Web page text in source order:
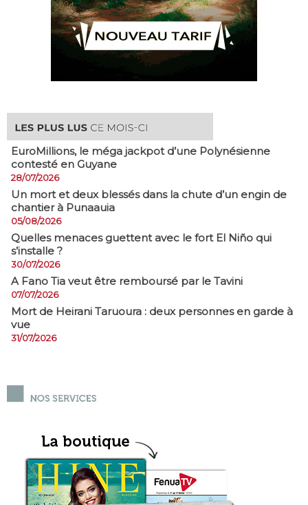
EuroMillions, ​le méga jackpot d’une Polynésienne
contesté en Guyane
28/07/2026
​Un mort et deux blessés dans la chute d’un engin de
chantier à Punaauia
05/08/2026
Quelles menaces guettent avec le fort El Niño qui
s’installe ?
30/07/2026
A Fano Tia veut être remboursé par le Tavini
07/07/2026
Mort de Heirani Taruoura : deux personnes en garde à
vue
31/07/2026